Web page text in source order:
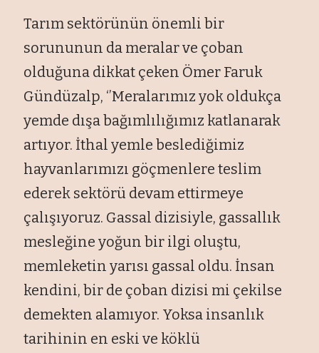
Tarım sektörünün önemli bir
sorununun da meralar ve çoban
olduğuna dikkat çeken Ömer Faruk
Gündüzalp, ‘’Meralarımız yok oldukça
yemde dışa bağımlılığımız katlanarak
artıyor. İthal yemle beslediğimiz
hayvanlarımızı göçmenlere teslim
ederek sektörü devam ettirmeye
çalışıyoruz. Gassal dizisiyle, gassallık
mesleğine yoğun bir ilgi oluştu,
memleketin yarısı gassal oldu. İnsan
kendini, bir de çoban dizisi mi çekilse
demekten alamıyor. Yoksa insanlık
tarihinin en eski ve köklü